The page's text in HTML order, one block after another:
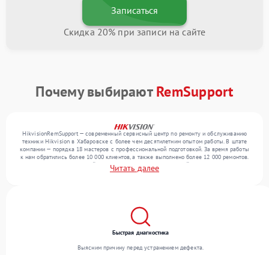
Записаться
Скидка 20% при записи на сайте
Почему выбираютRemSupport
HikvisionRemSupport — современный сервисный центр по ремонту и обслуживанию
техники Hikvision в Хабаровске с более чем десятилетним опытом работы. В штате
компании — порядка 18 мастеров с профессиональной подготовкой. За время работы
к нам обратились более 10 000 клиентов, а также выполнено более 12 000 ремонтов.
Ежемесячно в сервисный центр поступает более 300 устройств, включая , , . Мы
работаем с широким спектром неисправностей и обеспечиваем надежный результат
Читать далее
Быстрая диагностика
Выясним причину перед устранением дефекта.